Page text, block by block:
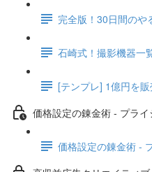
完全版！30日間のや
石崎式！撮影機器一
[テンプレ] 1億円を
価格設定の錬金術 - プラ
価格設定の錬金術 -